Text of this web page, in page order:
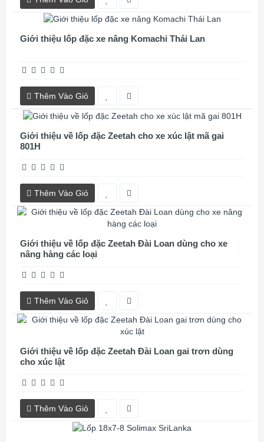
Giới thiệu lốp đặc xe nâng Komachi Thái Lan
Thêm Vào Giỏ
Giới thiệu về lốp đặc Zeetah cho xe xúc lật mã gai
801H
Thêm Vào Giỏ
Giới thiệu về lốp đặc Zeetah Đài Loan dùng cho xe
nâng hàng các loại
Thêm Vào Giỏ
Giới thiệu về lốp đặc Zeetah Đài Loan gai trơn dùng
cho xúc lật
Thêm Vào Giỏ